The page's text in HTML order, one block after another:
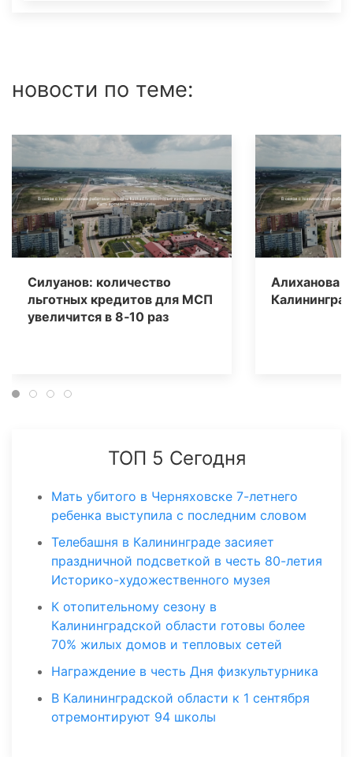
новости по теме:
Силуанов: количество
льготных кредитов для МСП
увеличится в 8‑10 раз
Алиханова
ТОП 5 Сегодня
Мать убитого в Черняховске 7-летнего
ребенка выступила с последним словом
Телебашня в Калининграде засияет
праздничной подсветкой в честь 80-летия
Историко-художественного музея
К отопительному сезону в
Калининградской области готовы более
70% жилых домов и тепловых сетей
Награждение в честь Дня физкультурника
В Калининградской области к 1 сентября
отремонтируют 94 школы